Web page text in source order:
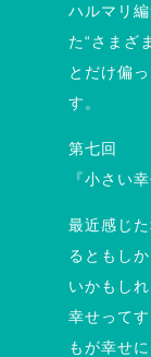
ハルマリ
た“さまざ
とだけ偏
す。
第七回
『小さい
最近感じ
るともし
いかもしれ
幸せって
もが幸せ